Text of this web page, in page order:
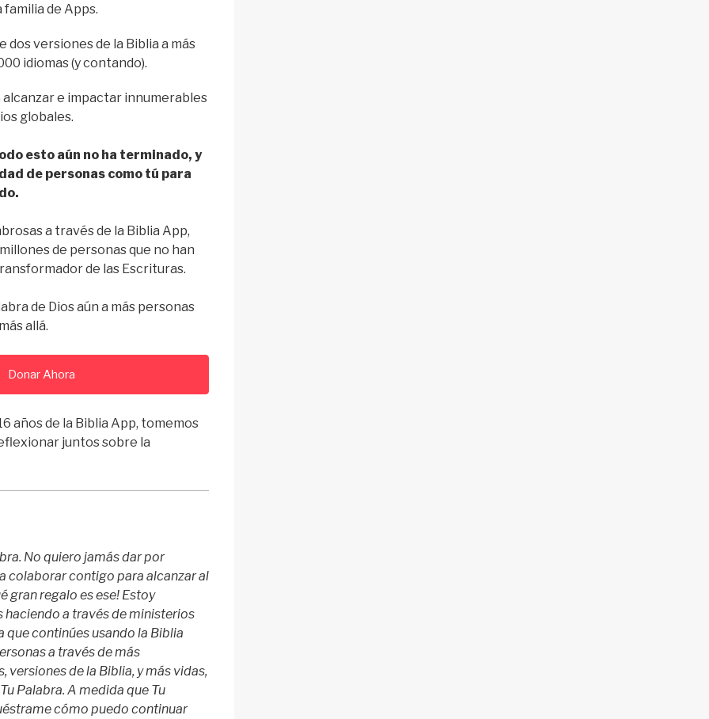
de Apps.
dos versiones de la Biblia a más
idiomas (y contando).
alcanzar e impactar innumerables
globales.
esto aún no ha terminado, y
de personas como tú para
a través de la Biblia App,
de personas que no han
de las Escrituras.
de Dios aún a más personas
allá.
Donar Ahora
años de la Biblia App, tomemos
juntos sobre la
No quiero jamás dar por
colaborar contigo para alcanzar al
gran regalo es ese! Estoy
haciendo a través de ministerios
que continúes usando la Biblia
a través de más
versiones de la Biblia, y más vidas,
Palabra. A medida que Tu
cómo puedo continuar